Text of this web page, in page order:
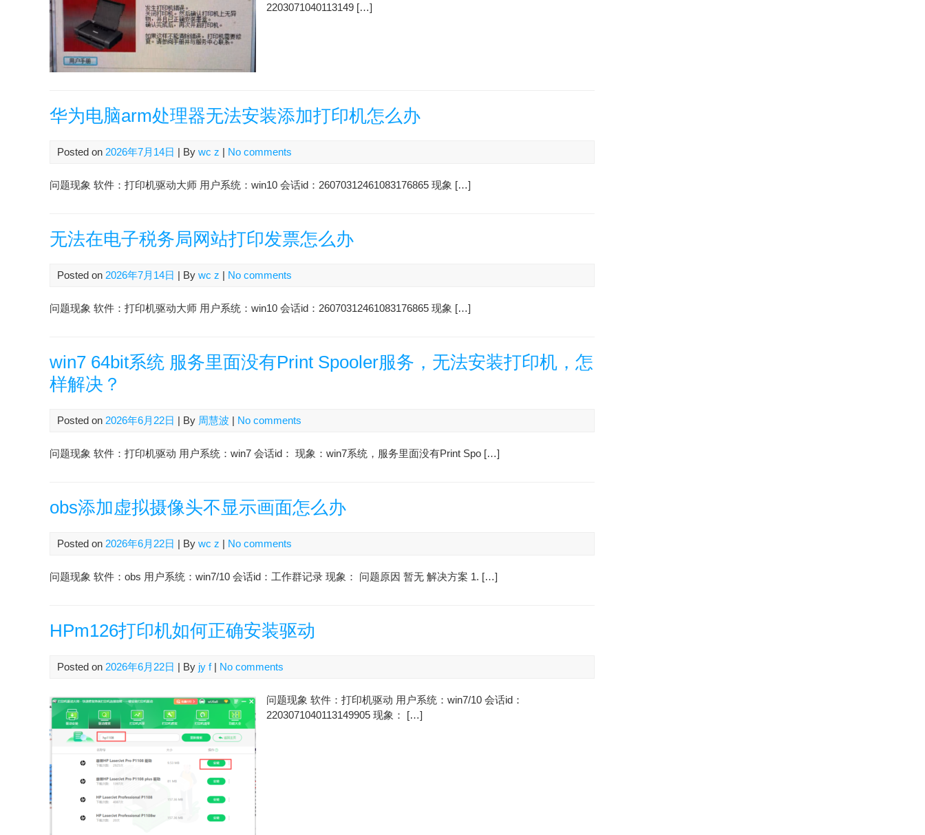
2203071040113149 […]
华为电脑arm处理器无法安装添加打印机怎么办
Posted on 2026年7月14日 | By wc z | No comments
问题现象 软件：打印机驱动大师 用户系统：win10 会话id：26070312461083176865 现象 […]
无法在电子税务局网站打印发票怎么办
Posted on 2026年7月14日 | By wc z | No comments
问题现象 软件：打印机驱动大师 用户系统：win10 会话id：26070312461083176865 现象 […]
win7 64bit系统 服务里面没有Print Spooler服务，无法安装打印机，怎
样解决？
Posted on 2026年6月22日 | By 周慧波 | No comments
问题现象 软件：打印机驱动 用户系统：win7 会话id： 现象：win7系统，服务里面没有Print Spo […]
obs添加虚拟摄像头不显示画面怎么办
Posted on 2026年6月22日 | By wc z | No comments
问题现象 软件：obs 用户系统：win7/10 会话id：工作群记录 现象： 问题原因 暂无 解决方案 1. […]
HPm126打印机如何正确安装驱动
Posted on 2026年6月22日 | By jy f| No comments
问题现象 软件：打印机驱动 用户系统：win7/10 会话id：
2203071040113149905 现象： […]